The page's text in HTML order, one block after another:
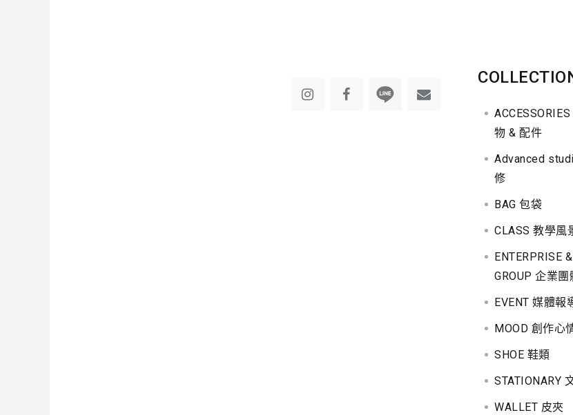
物 & 配件
Advanced
修
BAG 包袋
CLASS 教學風
ENTERPRISE &
GROUP 企業團
EVENT 媒體報
MOOD 創作心
SHOE 鞋類
STATIONARY
WALLET 皮夾